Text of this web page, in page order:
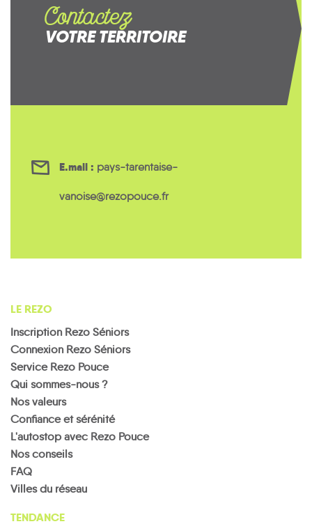
Contactez
VOTRE TERRITOIRE
E.mail : pays-tarentaise-
vanoise@rezopouce.fr
LE REZO
Inscription Rezo Séniors
Connexion Rezo Séniors
Service Rezo Pouce
Qui sommes-nous ?
Nos valeurs
Confiance et sérénité
L'autostop avec Rezo Pouce
Nos conseils
FAQ
Villes du réseau
TENDANCE